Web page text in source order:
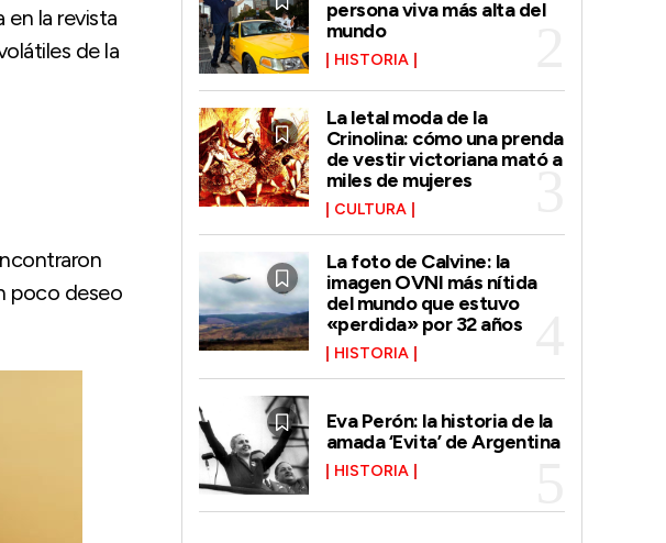
en la revista
de la
poco deseo
persona viva más alta del
mundo
HISTORIA
La letal moda de la
Crinolina: cómo una prenda
de vestir victoriana mató a
miles de mujeres
CULTURA
La foto de Calvine: la
imagen OVNI más nítida
del mundo que estuvo
«perdida» por 32 años
HISTORIA
Eva Perón: la historia de la
amada ‘Evita’ de Argentina
HISTORIA